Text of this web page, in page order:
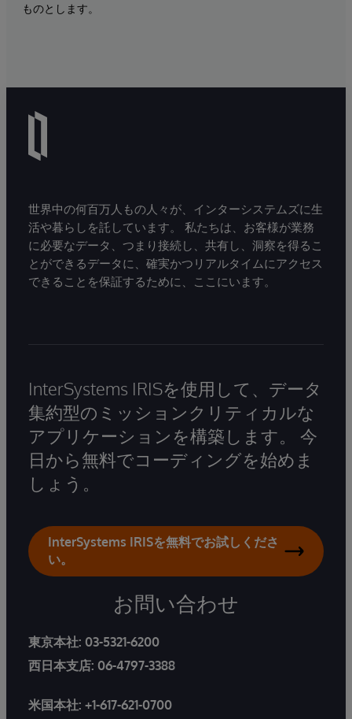
ものとします。
世界中の何百万人もの人々が、インターシステムズに生
活や暮らしを託しています。 私たちは、お客様が業務
に必要なデータ、つまり接続し、共有し、洞察を得るこ
とができるデータに、確実かつリアルタイムにアクセス
できることを保証するために、ここにいます。
InterSystems IRISを使用して、データ
集約型のミッションクリティカルな
アプリケーションを構築します。 今
日から無料でコーディングを始めま
しょう。
InterSystems IRISを無料でお試しくださ
い。
お問い合わせ
東京本社: 03-5321-6200
西日本支店: 06-4797-3388
米国本社: +1-617-621-0700